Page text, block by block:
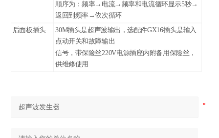
顺序为：频率→电流→频率和电流循环显示5秒→
返回到频率→依次循环
后面板插头 30M插头是超声波输出，选配件GX16插头是输入
点动开关和故障输出
信号，带保险丝220V电源插座内附备用保险丝，
供维修使用